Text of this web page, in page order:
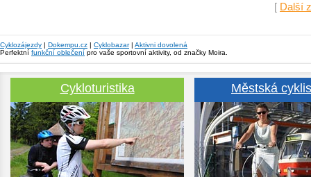
[ Další
Cyklozájezdy | Dokempu.cz | Cyklobazar| Aktivni dovolená
Perfektní funkční oblečení pro vaše sportovní aktivity, od značky Moira.
Cykloturistika Městská